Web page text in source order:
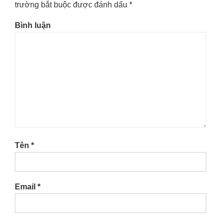
trường bắt buộc được đánh dấu *
Bình luận
Tên *
Email *